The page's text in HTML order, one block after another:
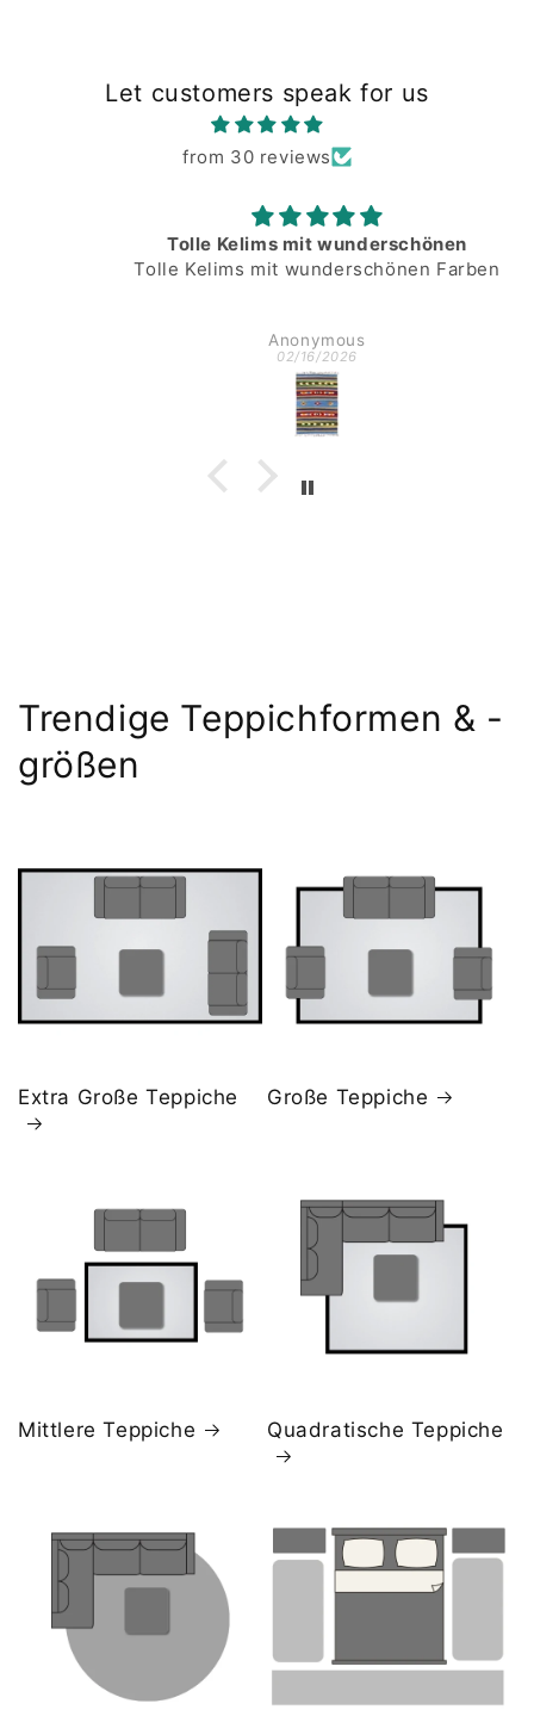
Let customers speak for us
from 30 reviews
Tolle Kelims mit wunderschönen
Tolle Kelims mit wunderschönen Farben
Anonymous
02/16/2026
Trendige Teppichformen & -
größen
Extra Große Teppiche Große Teppiche
Mittlere Teppiche Quadratische Teppiche